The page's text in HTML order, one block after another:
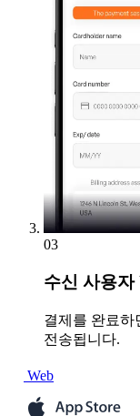
03
수신 사용자
결제를 완료하
전송됩니다.
Web